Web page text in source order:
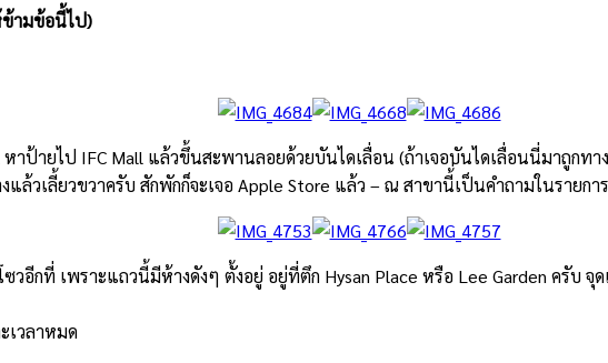
ข้ามข้อนี้ไป)
าป้ายไป IFC Mall แล้วขึ้นสะพานลอยด้วยบันไดเลื่อน (ถ้าเจอบันไดเลื่อนนี่มาถูกท
แล้วเลี้ยวขวาครับ สักพักก็จะเจอ Apple Store แล้ว – ณ สาขานี้่เป็นคำถามในราย
ซวอีกที่ เพราะแถวนี้มีห้างดังๆ ตั้งอยู่ อยู่ที่ตึก Hysan Place หรือ Lee Garden ครั
เวลาหมด